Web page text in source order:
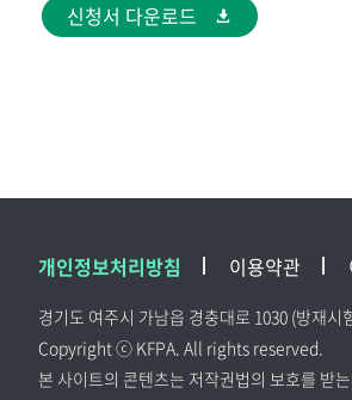
신청서 다운로드
개인정보처리방침 이용약관
경기도 여주시 가남읍 경충대로 1030 (방재시
Copyright ⓒ KFPA. All rights reserved.
본 사이트의 콘텐츠는 저작권법의 보호를 받